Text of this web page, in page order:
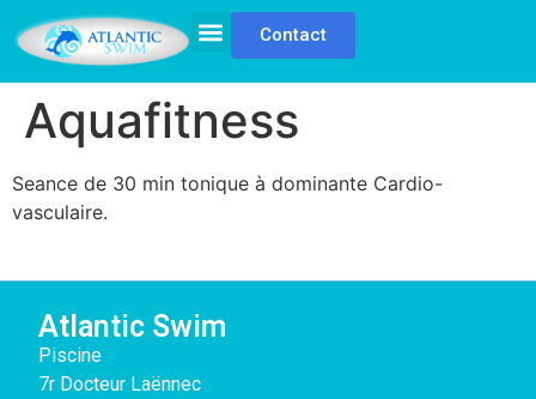
Contact
Aquafitness
Seance de 30 min tonique à dominante Cardio-
vasculaire.
Atlantic Swim
Piscine
7r Docteur Laënnec
Cookies management panel